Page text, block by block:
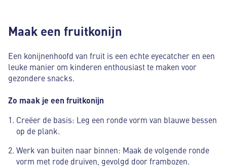
Maak een fruitkonijn
Een konijnenhoofd van fruit is een echte eyecatcher en een
leuke manier om kinderen enthousiast te maken voor
gezondere snacks.
Zo maak je een fruitkonijn
Creëer de basis: Leg een ronde vorm van blauwe bessen
op de plank.
Werk van buiten naar binnen: Maak de volgende ronde
vorm met rode druiven, gevolgd door frambozen.